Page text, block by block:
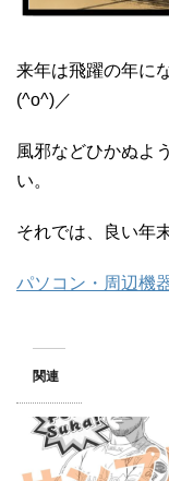
来年は飛躍の年に
(^o^)／
風邪などひかぬよ
い。
それでは、良い年
パソコン・周辺機
関連